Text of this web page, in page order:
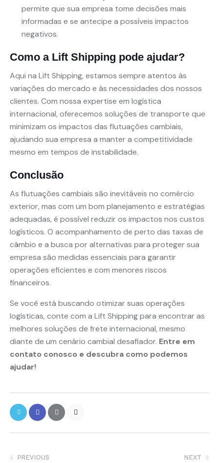
permite que sua empresa tome decisões mais
informadas e se antecipe a possíveis impactos
negativos.
Como a Lift Shipping pode ajudar?
Aqui na Lift Shipping, estamos sempre atentos às
variações do mercado e às necessidades dos nossos
clientes. Com nossa expertise em logística
internacional, oferecemos soluções de transporte que
minimizam os impactos das flutuações cambiais,
ajudando sua empresa a manter a competitividade
mesmo em tempos de instabilidade.
Conclusão
As flutuações cambiais são inevitáveis no comércio
exterior, mas com um bom planejamento e estratégias
adequadas, é possível reduzir os impactos nos custos
logísticos. O acompanhamento de perto das taxas de
câmbio e a busca por alternativas para proteger sua
empresa são medidas essenciais para garantir
operações eficientes e com menores riscos
financeiros.
Se você está buscando otimizar suas operações
logísticas, conte com a Lift Shipping para encontrar as
melhores soluções de frete internacional, mesmo
diante de um cenário cambial desafiador. Entre em
contato conosco e descubra como podemos
ajudar!
PREVIOUS NEXT